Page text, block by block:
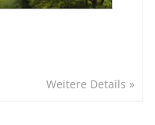
Weitere Details »